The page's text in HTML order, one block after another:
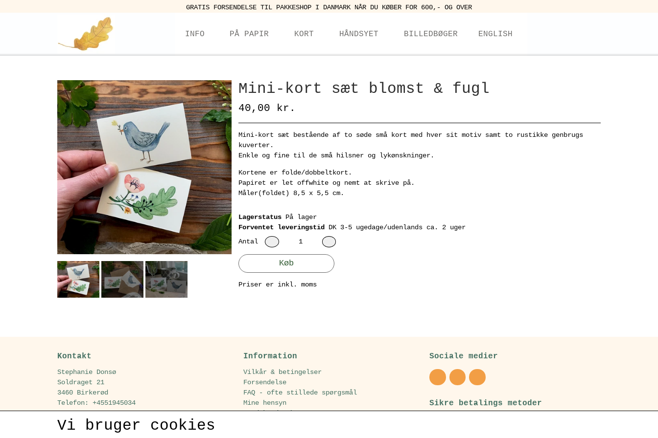
GRATIS FORSENDELSE TIL PAKKESHOP I DANMARK NÅR DU KØBER FOR 600,- OG OVER
INFO PÅ PAPIR KORT HÅNDSYET BILLEDBØGER ENGLISH
Mini-kort sæt blomst & fugl
40,00 kr.
Mini-kort sæt bestående af to søde små kort med hver sit motiv samt to rustikke genbrugs
kuverter.
Enkle og fine til de små hilsner og lykønskninger.
Kortene er folde/dobbeltkort.
Papiret er let offwhite og nemt at skrive på.
Måler(foldet) 8,5 x 5,5 cm.
Lagerstatus På lager
Forventet leveringstid
DK 3-5 ugedage/udenlands ca. 2 uger
Antal
Køb
Priser er inkl. moms
Kontakt
Stephanie Donsø
Soldraget 21
3460 Birkerød
Telefon: +4551945034
CVR: 28920261
E-mail: detgyldneblad@gmail.com
Information
Vilkår & betingelser
Forsendelse
FAQ - ofte stillede spørgsmål
Mine hensyn
Hvad kunder har sagt
Sociale medier
Sikre betalings metoder
Vi bruger cookies